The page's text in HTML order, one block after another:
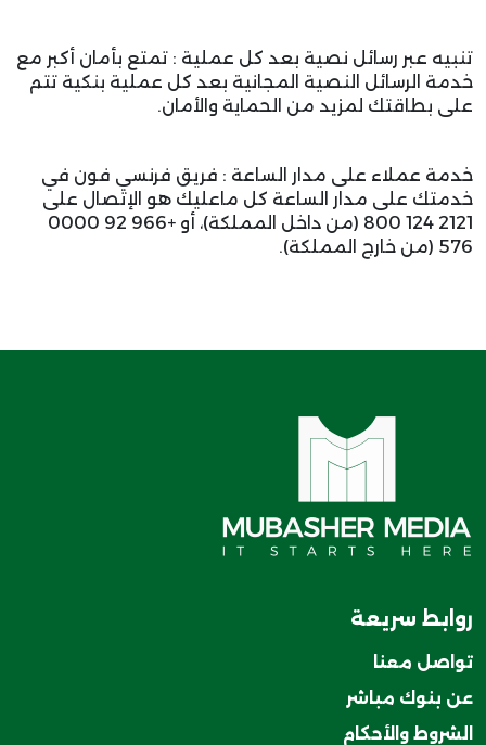
تنبيه عبر رسائل نصية بعد كل عملية : تمتع بأمان أكبر مع
خدمة الرسائل النصية المجانية بعد كل عملية بنكية تتم
على بطاقتك لمزيد من الحماية والأمان.
خدمة عملاء على مدار الساعة : فريق فرنسي فون في
خدمتك على مدار الساعة كل ماعليك هو الإتصال على
2121 124 800 (من داخل المملكة)، أو +966 92 0000
576 (من خارج المملكة).
روابط سريعة
تواصل معنا
عن بنوك مباشر
الشروط والأحكام